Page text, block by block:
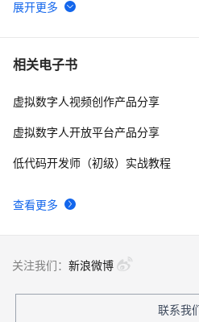
6
当 AI Coding 从单兵作战走向团
7 基于Ubuntu 24编译部署开源
8 商业开源MES+源码+送可拖拽式数
决方案
相关电子书
查看更多
虚拟数字人视频创作产品分享
虚拟数字人开放平台产品分享
低代码开发师（初级）实战教程
关注我们： 新浪微博
联系我